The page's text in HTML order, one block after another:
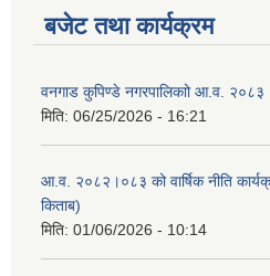
बजेट तथा कार्यक्रम
वनगाड कुपिण्डे नगरपालिकाो आ.व.
मिति: 06/25/2026 - 16:21
आ.व. २०८२।०८३ को वार्षिक नीति
किताब)
मिति: 01/06/2026 - 10:14